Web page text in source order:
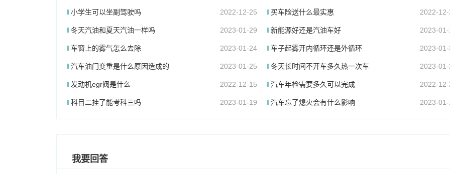
小学生可以坐副驾驶吗 2022-12-25 买车险送什么最实惠 2022-12-
冬天汽油和夏天汽油一样吗 2023-01-29 新能源好还是汽油车好 2023-01-
车窗上的雾气怎么去除 2023-01-24 车子起雾开内循环还是外循环 2023-01-
汽车油门变重是什么原因造成的 2023-01-25 冬天长时间不开车多久热一次车 2023-01-
发动机egr阀是什么 2022-12-15 汽车年检需要多久可以完成 2022-12-
科目二挂了能考科三吗 2023-01-19 汽车忘了熄火会有什么影响 2023-01-
我要回答